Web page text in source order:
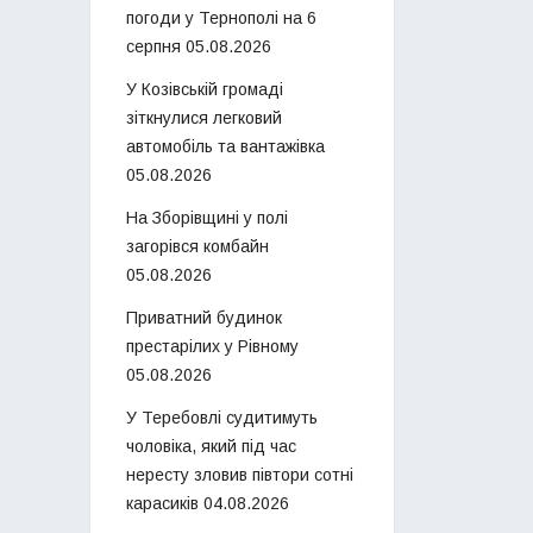
погоди у Тернополі на 6
серпня 05.08.2026
У Козівській громаді
зіткнулися легковий
автомобіль та вантажівка
05.08.2026
На Зборівщині у полі
загорівся комбайн
05.08.2026
Приватний будинок
престарілих у Рівному
05.08.2026
У Теребовлі судитимуть
чоловіка, який під час
нересту зловив півтори сотні
карасиків 04.08.2026